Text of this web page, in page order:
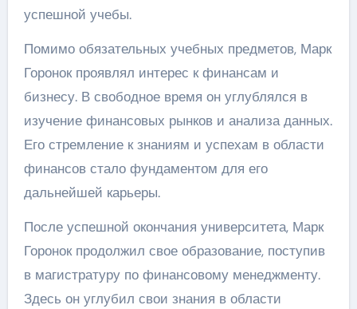
успешной учебы.
Помимо обязательных учебных предметов, Марк
Горонок проявлял интерес к финансам и
бизнесу. В свободное время он углублялся в
изучение финансовых рынков и анализа данных.
Его стремление к знаниям и успехам в области
финансов стало фундаментом для его
дальнейшей карьеры.
После успешной окончания университета, Марк
Горонок продолжил свое образование, поступив
в магистратуру по финансовому менеджменту.
Здесь он углубил свои знания в области